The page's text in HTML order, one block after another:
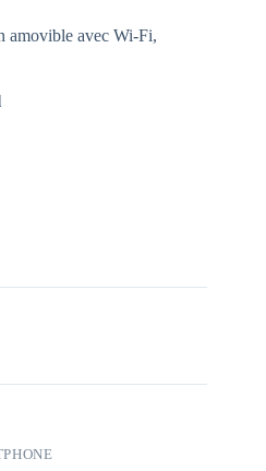
amovible avec Wi-Fi,